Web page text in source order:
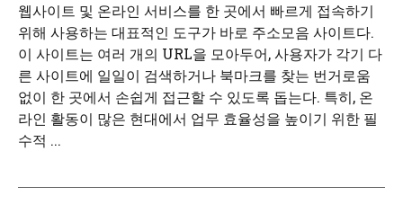
웹사이트 및 온라인 서비스를 한 곳에서 빠르게 접속하기
위해 사용하는 대표적인 도구가 바로 주소모음 사이트다.
이 사이트는 여러 개의 URL을 모아두어, 사용자가 각기 다
른 사이트에 일일이 검색하거나 북마크를 찾는 번거로움
없이 한 곳에서 손쉽게 접근할 수 있도록 돕는다. 특히, 온
라인 활동이 많은 현대에서 업무 효율성을 높이기 위한 필
수적 ...